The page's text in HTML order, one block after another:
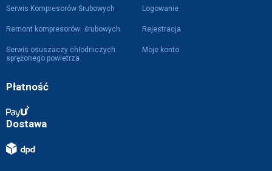
Serwis Kompresorów Śrubowych
Remont kompresorów śrubowych
Serwis osuszaczy chłodniczych
sprężonego powietrza
Logowanie
Rejestracja
Moje konto
Płatność
Dostawa